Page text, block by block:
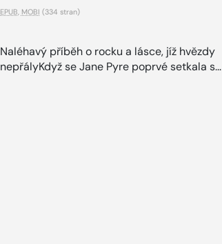
EPUB MOBI (334 stran)
Naléhavý příběh o rocku a lásce, jíž hvězdy
nepřályKdyž se Jane Pyre poprvé setkala s...